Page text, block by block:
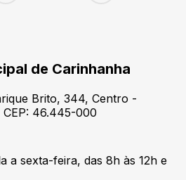
de Carinhanha
Brito, 344, Centro -
46.445-000
a sexta-feira, das 8h às 12h e